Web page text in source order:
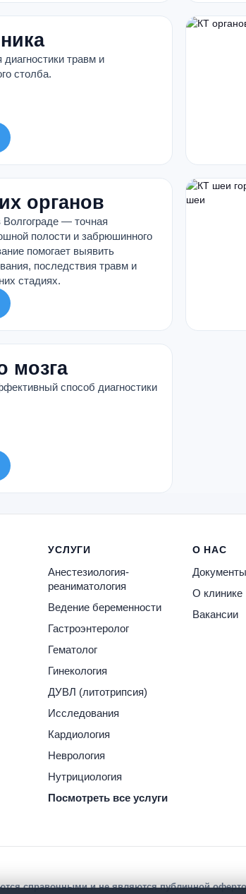
травм и
столба.
органов
Волгограде — точная
полости и забрюшинного
помогает выявить
последствия травм и
стадиях.
мозга
способ диагностики
УСЛУГИ
Анестезиология-
реаниматология
Ведение беременности
Гастроэнтеролог
Гематолог
Гинекология
ДУВЛ (литотрипсия)
Исследования
Кардиология
Неврология
Нутрициология
Посмотреть все услуги
О НАС
Документы
О клинике
Вакансии
справочными и не являются публичной